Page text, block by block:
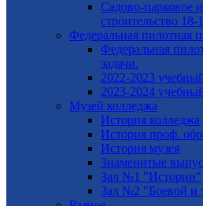
Садово-парковое
строительство 18-
Федеральная пилотная
Федеральная
задачи.
2022-2023
2023-2024
Музей колледжа
История колледжа
История проф.
История музея
Знаменитые
Зал №1 "Истории"
Зал №2 "Боевой и